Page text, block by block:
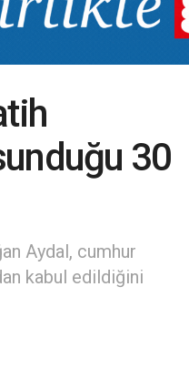
30
Aydal, cumhur
kabul edildiğini